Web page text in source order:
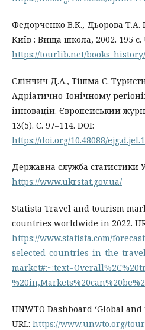
Федорченко В.К., Дьорова Т.А.
Київ : Вища школа, 2002. 195 с.
https://tourlib.net/
Єлінчич Д.А., Тішма С.
Адріатично-Іонічному
інновацій. Європейський
13(5). C. 97–114. DOI:
https://doi.org/10.48088/
Державна служба статистики
https://www.ukrstat.gov.ua/
Statista Travel and tourism
countries worldwide in 2022.
https://www.statista.com/
selected-countries-in-the-
UNWTO Dashboard ‘Global
URL: https://www.unwto.org/